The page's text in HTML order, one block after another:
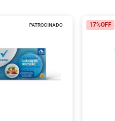
PATROCINADO 17%OFF